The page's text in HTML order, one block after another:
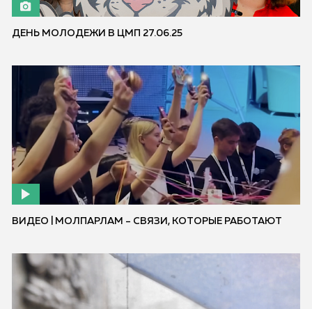
ДЕНЬ МОЛОДЕЖИ В ЦМП 27.06.25
ВИДЕО | МОЛПАРЛАМ – СВЯЗИ, КОТОРЫЕ РАБОТАЮТ